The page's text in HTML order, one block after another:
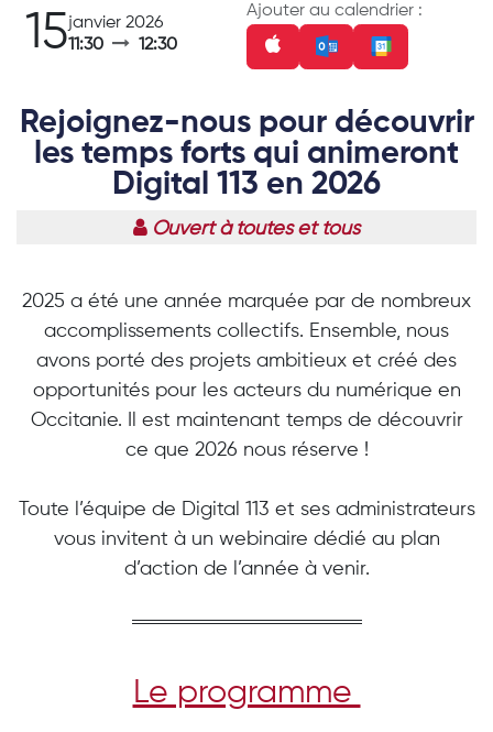
15janvier 2026
11:30
12:30
Ajouter au calendrier :
Rejoignez-nous pour découvrir
les temps forts qui animeront
Digital 113 en 2026
Ouvert à toutes et tous
2025 a été une année marquée par de nombreux
accomplissements collectifs. Ensemble, nous
avons porté des projets ambitieux et créé des
opportunités pour les acteurs du numérique en
Occitanie. Il est maintenant temps de découvrir
ce que 2026 nous réserve !
Toute l’équipe de Digital 113 et ses administrateurs
vous invitent à un webinaire dédié au plan
d’action de l’année à venir.
Le programme